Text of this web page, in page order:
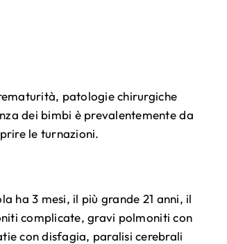
patologie chirurgiche
dei bimbi è prevalentemente da
le turnazioni.
ha 3 mesi, il più grande 21 anni, il
complicate, gravi polmoniti con
con disfagia, paralisi cerebrali